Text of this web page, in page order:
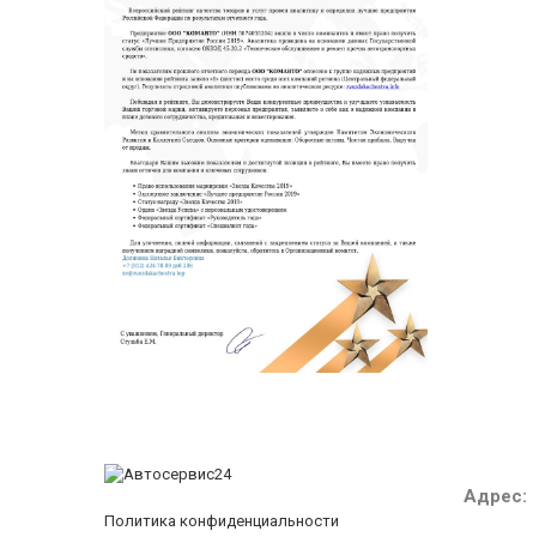
Политика конфиденциальности
Адрес: